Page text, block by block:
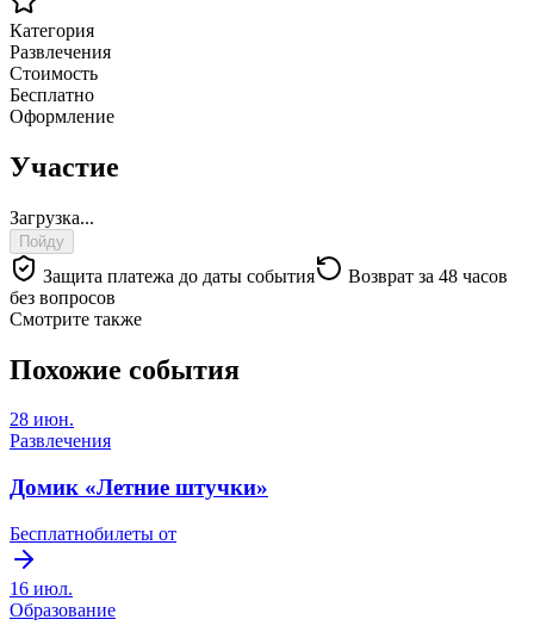
Категория
Развлечения
Стоимость
Бесплатно
Оформление
Участие
Загрузка...
Пойду
Защита платежа до даты события
Возврат за 48 часов
без вопросов
Смотрите также
Похожие события
28 июн.
Развлечения
Домик «Летние штучки»
Бесплатнобилеты от
16 июл.
Образование